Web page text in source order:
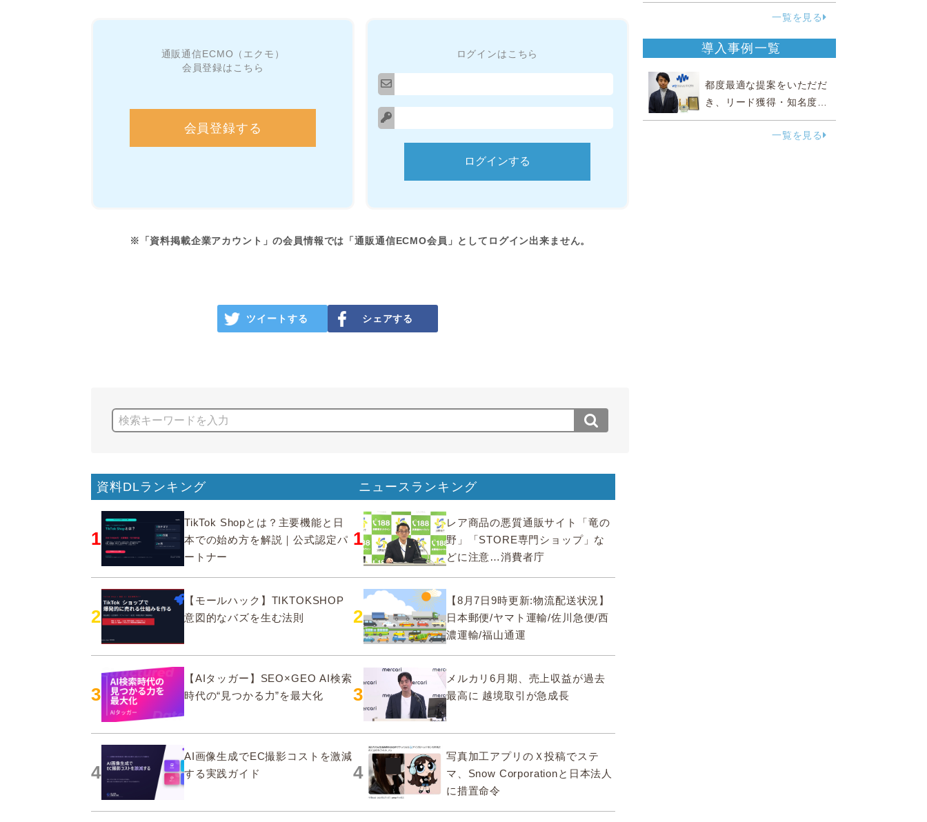
通販通信ECMO（エクモ）
会員登録はこちら
会員登録する
ログインはこちら
※「資料掲載企業アカウント」の会員情報では「通販通信ECMO会員」としてログイン出来ません。
ツイートする シェアする
資料DLランキング
1
TikTok Shopとは？主要機能と日
本での始め方を解説｜公式認定パ
ートナー
2
【モールハック】TIKTOKSHOP
意図的なバズを生む法則
3
【AIタッガー】SEO×GEO AI検索
時代の“見つかる力”を最大化
4
AI画像生成でEC撮影コストを激減
する実践ガイド
ニュースランキング
1
レア商品の悪質通販サイト「竜の
野」「STORE専門ショップ」な
どに注意…消費者庁
2
【8月7日9時更新:物流配送状況】
日本郵便/ヤマト運輸/佐川急便/西
濃運輸/福山通運
3
メルカリ6月期、売上収益が過去
最高に 越境取引が急成長
4
写真加工アプリのＸ投稿でステ
マ、Snow Corporationと日本法人
に措置命令
性“あいまいゾーン”大攻略セ
一覧を見る
導入事例一覧
都度最適な提案をいただだ
き、リード獲得・知名度向
上に効果実感
一覧を見る